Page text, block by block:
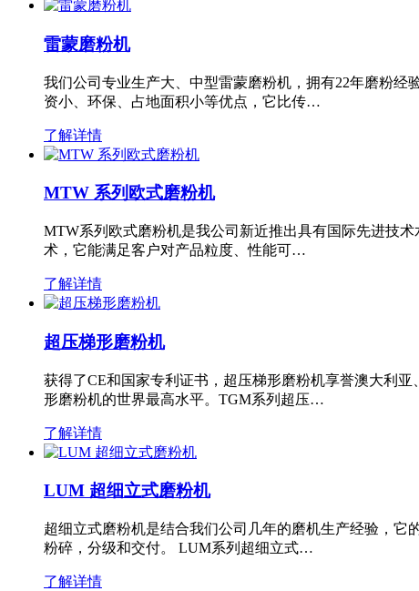
雷蒙磨粉机
我们公司专业生产大、中型雷蒙磨粉机，拥有22年磨粉
资小、环保、占地面积小等优点，它比传…
了解详情
MTW 系列欧式磨粉机
MTW系列欧式磨粉机是我公司新近推出具有国际先进技
术，它能满足客户对产品粒度、性能可…
了解详情
超压梯形磨粉机
获得了CE和国家专利证书，超压梯形磨粉机享誉澳大利
形磨粉机的世界最高水平。TGM系列超压…
了解详情
LUM 超细立式磨粉机
超细立式磨粉机是结合我们公司几年的磨机生产经验，
粉碎，分级和交付。 LUM系列超细立式…
了解详情